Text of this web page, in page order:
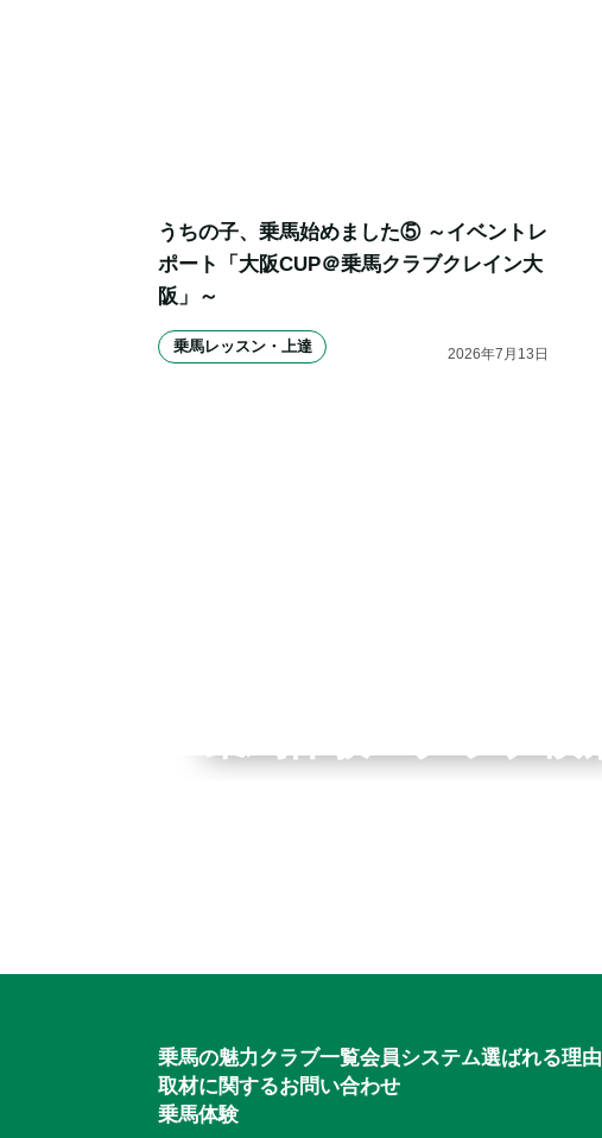
うちの子、乗馬始めました⑤ ～イベントレ
ポート「大阪CUP＠乗馬クラブクレイン大
阪」～
乗馬レッスン・上達 2026年7 月 13 日
個別相談承ります
乗馬の魅力クラブ一覧会員システム選ばれる理由
取材に関するお問い合わせ
乗馬体験